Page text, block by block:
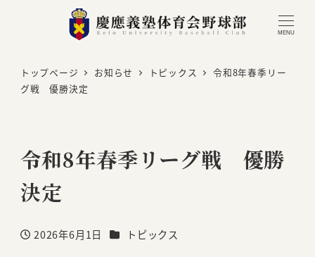
MENU
トップページ お知らせ トピックス
令和8年春季リー
グ戦 優勝決定
令和8年春季リーグ戦 優勝
決定
投稿日
2026年6月1日 カテゴリー
トピックス